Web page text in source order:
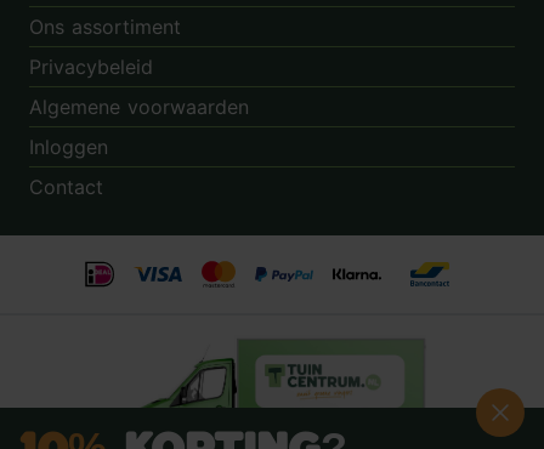
Ons assortiment
Privacybeleid
Algemene voorwaarden
Inloggen
Contact